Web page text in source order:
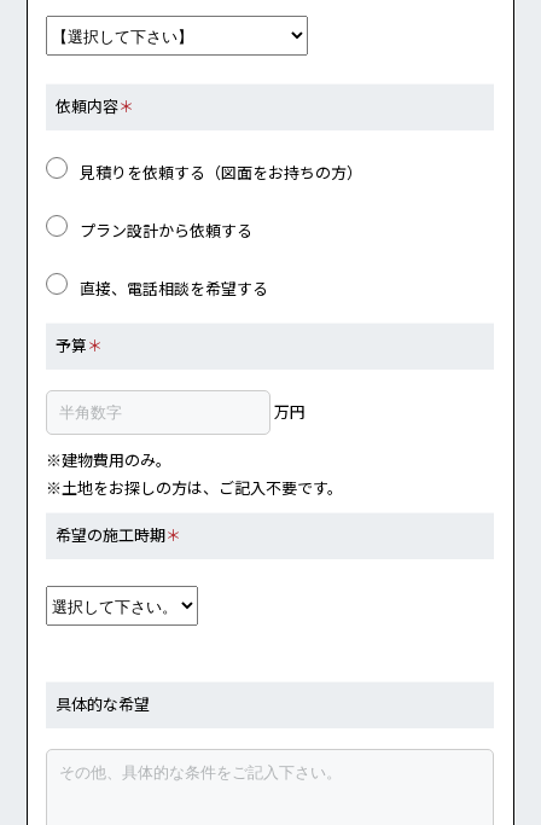
依頼内容＊
見積りを依頼する（図面をお持ちの方）
プラン設計から依頼する
直接、電話相談を希望する
予算 ＊
万円
※建物費用のみ。
※土地をお探しの方は、ご記入不要です。
希望の施工時期 ＊
具体的な希望